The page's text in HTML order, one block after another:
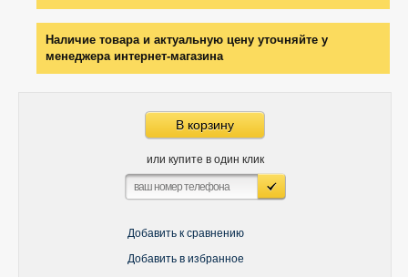
Наличие товара и актуальную цену уточняйте у
менеджера интернет-магазина
В корзину
или купите в один клик
Добавить к сравнению
Добавить в избранное